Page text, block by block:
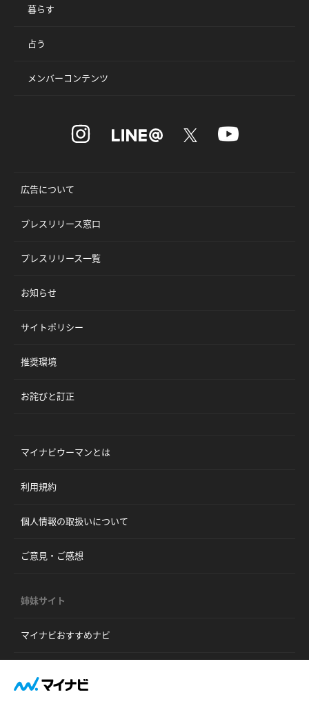
暮らす
占う
メンバーコンテンツ
広告について
プレスリリース窓口
プレスリリース一覧
お知らせ
サイトポリシー
推奨環境
お詫びと訂正
マイナビウーマンとは
利用規約
個人情報の取扱いについて
ご意見・ご感想
姉妹サイト
マイナビおすすめナビ